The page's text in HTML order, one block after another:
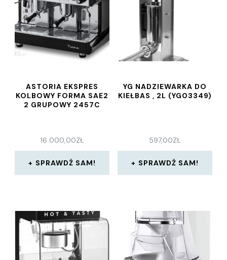
ASTORIA EKSPRES
KOLBOWY FORMA SAE2
2 GRUPOWY 2457C
16 000,00ZŁ
SPRAWDŹ SAM!
YG NADZIEWARKA DO
KIEŁBAS , 2L (YG03349)
597,00ZŁ
SPRAWDŹ SAM!